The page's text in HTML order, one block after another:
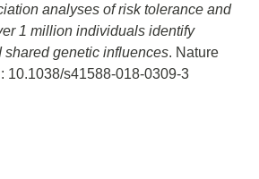
analyses of risk tolerance and
1 million individuals identify
shared genetic influences. Nature
10.1038/s41588-018-0309-3